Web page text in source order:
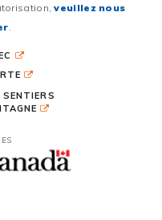
veuillez nous